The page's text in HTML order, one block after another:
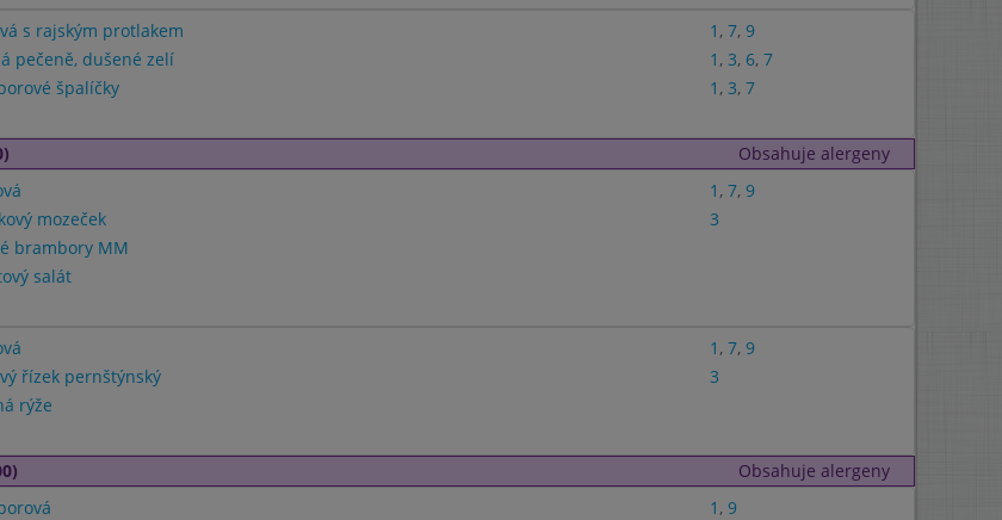
s rajským protlakem 1 , 7, 9
pečeně, dušené zelí 1 , 3, 6, 7
špalíčky 1 , 3, 7
Obsahuje alergeny
1 , 7, 9
mozeček
3
brambory MM
salát
1 , 7, 9
řízek pernštýnský
3
rýže
Obsahuje alergeny
1 , 9